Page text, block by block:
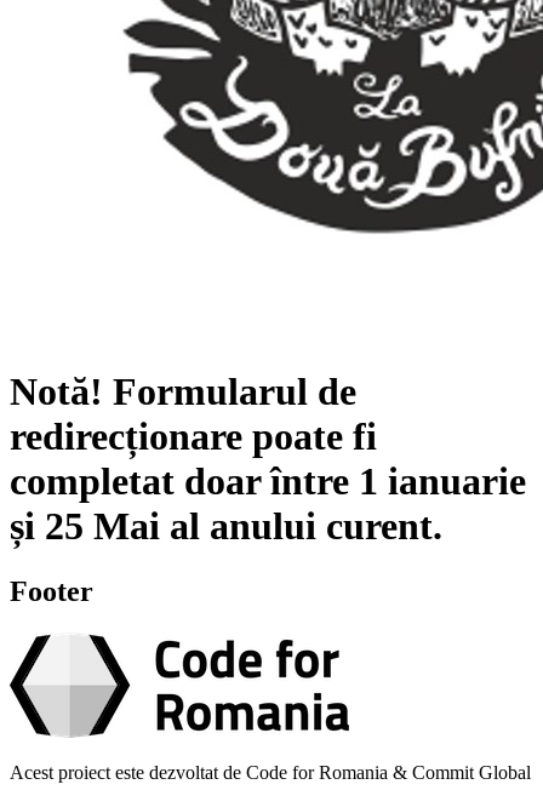
Notă! Formularul de
redirecționare poate fi
completat doar între 1 ianuarie
și 25 Mai al anului curent.
Footer
Acest proiect este dezvoltat de Code for Romania & Commit Global